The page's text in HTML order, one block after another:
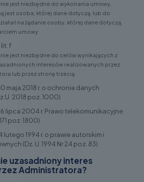
jest niezbędne do wykonania umowy,
jest osoba, której dane dotyczą, lub do
na żądanie osoby, której dane dotyczą,
umowy
lit. f
jest niezbędne do celów wynikających z
interesów realizowanych przez
lub przez stronę trzecią
maja 2018 r. o ochronie danych
2018 poz. 1000)
lipca 2004 r. Prawo telekomunikacyjne
poz. 1800)
lutego 1994 r. o prawie autorskim i
(Dz. U. 1994 Nr 24 poz. 83)
uzasadniony interes
Administratora?